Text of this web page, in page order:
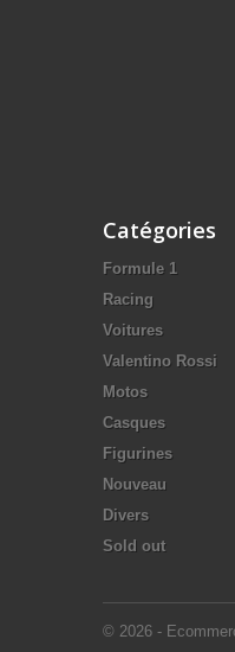
Catégories
Formule 1
Racing
Voitures
Valentino Rossi
Motos
Casques
Figurines
Nouveau
Divers
Sold out
© 2026 -